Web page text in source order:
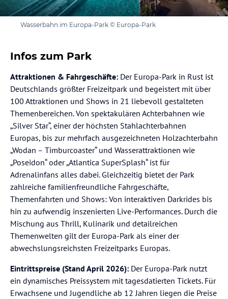
Wasserbahn im Europa-Park © Europa-Park
Infos zum Park
Attraktionen & Fahrgeschäfte: Der Europa-Park in Rust ist
Deutschlands größter Freizeitpark und begeistert mit über
100 Attraktionen und Shows in 21 liebevoll gestalteten
Themenbereichen. Von spektakulären Achterbahnen wie
„Silver Star“, einer der höchsten Stahlachterbahnen
Europas, bis zur mehrfach ausgezeichneten Holzachterbahn
„Wodan – Timburcoaster“ und Wasserattraktionen wie
„Poseidon“ oder „Atlantica SuperSplash“ ist für
Adrenalinfans alles dabei. Gleichzeitig bietet der Park
zahlreiche familienfreundliche Fahrgeschäfte,
Themenfahrten und Shows: Von interaktiven Darkrides bis
hin zu aufwendig inszenierten Live-Performances. Durch die
Mischung aus Thrill, Kulinarik und detailreichen
Themenwelten gilt der Europa-Park als einer der
abwechslungsreichsten Freizeitparks Europas.
Eintrittspreise (Stand April 2026): Der Europa-Park nutzt
ein dynamisches Preissystem mit tagesdatierten Tickets. Für
Erwachsene und Jugendliche ab 12 Jahren liegen die Preise